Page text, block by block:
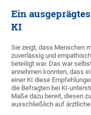
Ein
KI
Sie zeigt, dass Menschen
zuverlässig und
beteiligt war. Das war
annehmen konnten, dass
einer KI diese
die Befragten bei KI-
Maße dazu bereit, diesen
ausschließlich auf